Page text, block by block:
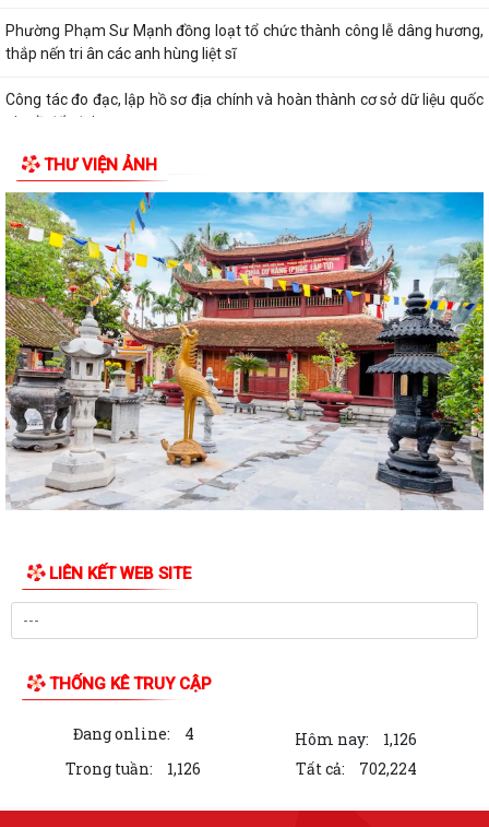
Phường Phạm Sư Mạnh đồng loạt tổ chức thành công lễ dâng hương,
thắp nến tri ân các anh hùng liệt sĩ
Công tác đo đạc, lập hồ sơ địa chính và hoàn thành cơ sở dữ liệu quốc
gia về đất đai
Phường Phạm Sư Mạnh tổ chức các đoàn thăm, tặng quà Mẹ Việt
Nam anh hùng, người có công với cách...
Thông báo đăng ký phát triển điện mặt trời mái nhà tự sản xuất, tự
tiêu thụ trên địa bàn phường...
Thông báo đấu giá quyền sử dụng đất ở trên địa bàn phường Phạm
Sư Mạnh
Cảnh báo thủ đoạn giả danh cơ quan hành chính công để lừa đảo
Tổ dân phố Thái Sơn gặp mặt, trao quà tri ân người có công nhân dịp
kỷ niệm 79 năm ngày Thương binh...
Chương trình làm việc tuần 30 của Lãnh đạo UBND phường Phạm Sư
Mạnh
20/7 đến 26/7/2026)
Phường Phạm Sư Mạnh tổ chức Lễ dâng hương, dâng hoa và lấy mẫu
Phường Phạm Sư Mạnh tổ chức hội nghị gặp mặt, trao tặng quà tri ân
Phường Phạm Sư Mạnh tổ chức Hội nghị giới thiệu bộ giải pháp
THƯ VIỆN ẢNH
LIÊN KẾT WEB SITE
THỐNG KÊ TRUY CẬP
Đang online: 4 Hôm nay:
1,126
Trong tuần:
1,126 Tất cả: 702,224